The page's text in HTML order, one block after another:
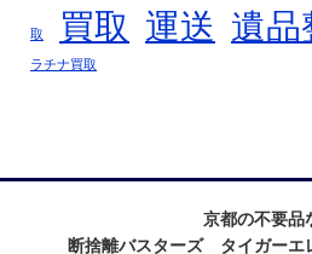
取 買取 運送 遺品
ラチナ買取
京都の不要品
断捨離バスターズ タイガーエ